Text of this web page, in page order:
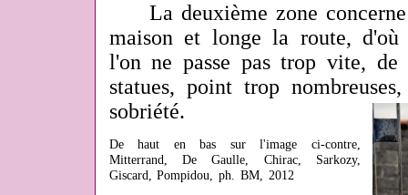
La deuxième zone concerne
maison et longe la route,
l'on ne passe pas trop vite,
statues, point trop
sobriété.
De haut en bas sur l'image ci-contre,
Mitterrand, De Gaulle, Chirac, Sarkozy,
Giscard, Pompidou, ph. BM, 2012